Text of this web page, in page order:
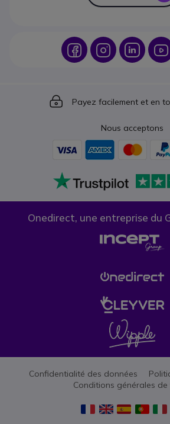
Icon IconIcon
Icon
Payez facilement et en
Nous acceptons
Onedirect, une entreprise du
Confidentialité des données
Conditions générales de